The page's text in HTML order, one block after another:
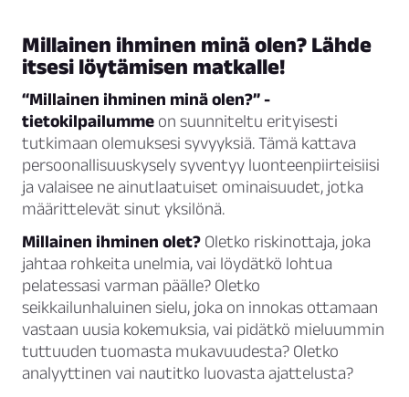
Millainen ihminen minä olen? Lähde
itsesi löytämisen matkalle!
“Millainen ihminen minä olen?” -
tietokilpailumme on suunniteltu erityisesti
tutkimaan olemuksesi syvyyksiä. Tämä kattava
persoonallisuuskysely syventyy luonteenpiirteisiisi
ja valaisee ne ainutlaatuiset ominaisuudet, jotka
määrittelevät sinut yksilönä.
Millainen ihminen olet? Oletko riskinottaja, joka
jahtaa rohkeita unelmia, vai löydätkö lohtua
pelatessasi varman päälle? Oletko
seikkailunhaluinen sielu, joka on innokas ottamaan
vastaan uusia kokemuksia, vai pidätkö mieluummin
tuttuuden tuomasta mukavuudesta? Oletko
analyyttinen vai nautitko luovasta ajattelusta?